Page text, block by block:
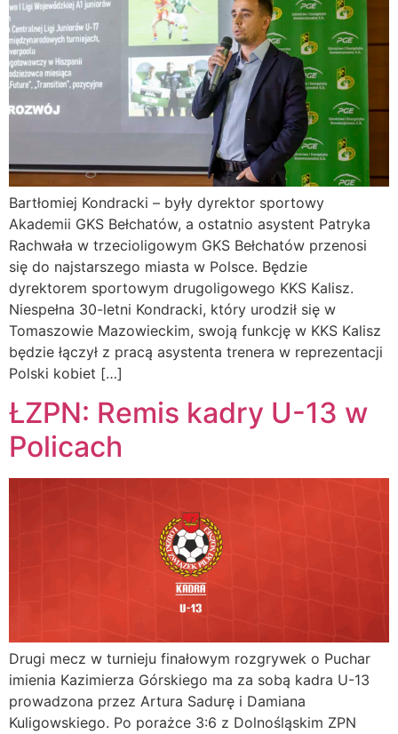
Bartłomiej Kondracki – były dyrektor sportowy
Akademii GKS Bełchatów, a ostatnio asystent Patryka
Rachwała w trzecioligowym GKS Bełchatów przenosi
się do najstarszego miasta w Polsce. Będzie
dyrektorem sportowym drugoligowego KKS Kalisz.
Niespełna 30-letni Kondracki, który urodził się w
Tomaszowie Mazowieckim, swoją funkcję w KKS Kalisz
będzie łączył z pracą asystenta trenera w reprezentacji
Polski kobiet […]
ŁZPN: Remis kadry U-13 w
Policach
Drugi mecz w turnieju finałowym rozgrywek o Puchar
imienia Kazimierza Górskiego ma za sobą kadra U-13
prowadzona przez Artura Sadurę i Damiana
Kuligowskiego. Po porażce 3:6 z Dolnośląskim ZPN